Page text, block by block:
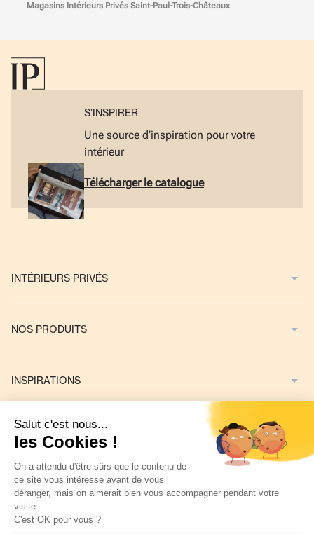
Magasins Intérieurs Privés Saint-Paul-Trois-Châteaux
S’INSPIRER
Une source d’inspiration pour votre
intérieur
Télécharger le catalogue
INTÉRIEURS PRIVÉS
NOS PRODUITS
INSPIRATIONS
NOUS CONTACTER